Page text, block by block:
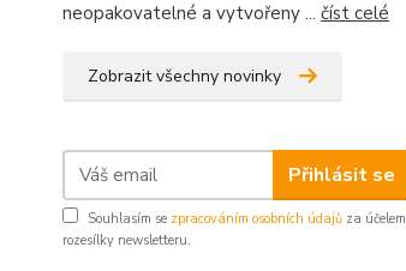
neopakovatelné a vytvořeny ... číst celé
Zobrazit všechny novinky
Přihlásit se
Souhlasím se zpracováním osobních údajů za účelem
rozesílky newsletteru.